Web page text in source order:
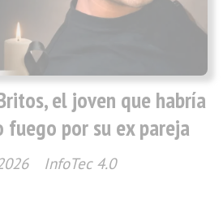
el joven que habría
fuego por su ex pareja
InfoTec 4.0